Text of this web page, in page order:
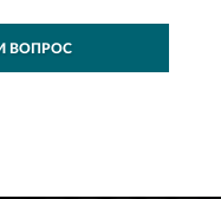
ВОПРОС